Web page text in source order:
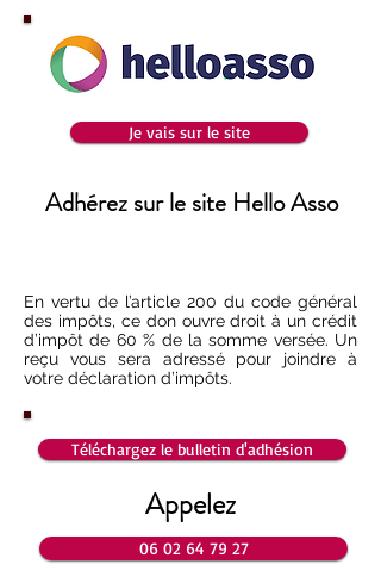
Je vais sur le site
Adhérez sur le site Hello Asso
En vertu de l’article 200 du code général
des impôts, ce don ouvre droit à un crédit
d’impôt de 60 % de la somme versée. Un
reçu vous sera adressé pour joindre à
votre déclaration d’impôts.
Téléchargez le bulletin d'adhésion
Appelez
06 02 64 79 27